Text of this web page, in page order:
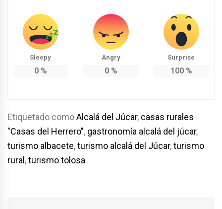
Sleepy
0%
Angry
0%
Surprise
100%
Etiquetado comoAlcalá del Júcar, casas rurales
"Casas del Herrero", gastronomía alcalá del júcar,
turismo albacete,turismo alcalá del Júcar,turismo
rural ,turismo tolosa